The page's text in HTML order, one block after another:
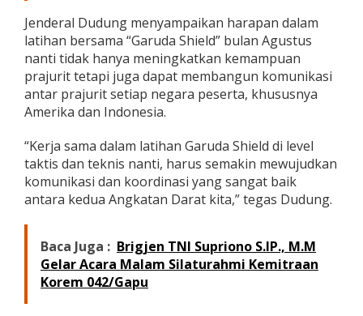
n
a
g
o
n
,
A
e
r
i
k
a
r
i
k
Jenderal Dudung menyampaikan harapan dalam
latihan bersama “Garuda Shield” bulan Agustus
nanti tidak hanya meningkatkan kemampuan
prajurit tetapi juga dapat membangun komunikasi
antar prajurit setiap negara peserta, khususnya
Amerika dan Indonesia.
“Kerja sama dalam latihan Garuda Shield di level
taktis dan teknis nanti, harus semakin mewujudkan
komunikasi dan koordinasi yang sangat baik
antara kedua Angkatan Darat kita,” tegas Dudung.
Baca Juga : Brigjen TNI Supriono S.IP., M.M
Gelar Acara Malam Silaturahmi Kemitraan
Korem 042/Gapu